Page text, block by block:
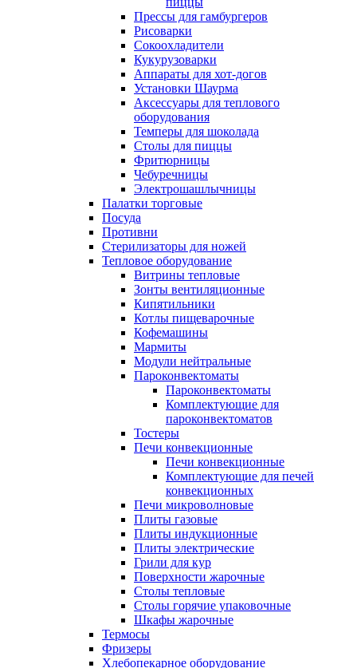
Прессы для гамбургеров
Рисоварки
Сокоохладители
Кукурузоварки
Аппараты для хот-догов
Установки Шаурма
Аксессуары для теплового
оборудования
Темперы для шоколада
Столы для пиццы
Фритюрницы
Чебуречницы
Электрошашлычницы
Палатки торговые
Посуда
Противни
Стерилизаторы для ножей
Тепловое оборудование
Витрины тепловые
Зонты вентиляционные
Кипятильники
Котлы пищеварочные
Кофемашины
Мармиты
Модули нейтральные
Пароконвектоматы
Пароконвектоматы
Комплектующие для
пароконвектоматов
Тостеры
Печи конвекционные
Печи конвекционные
Комплектующие для печей
конвекционных
Печи микроволновые
Плиты газовые
Плиты индукционные
Плиты электрические
Грили для кур
Поверхности жарочные
Столы тепловые
Столы горячие упаковочные
Шкафы жарочные
Термосы
Фризеры
Хлебопекарное оборудование